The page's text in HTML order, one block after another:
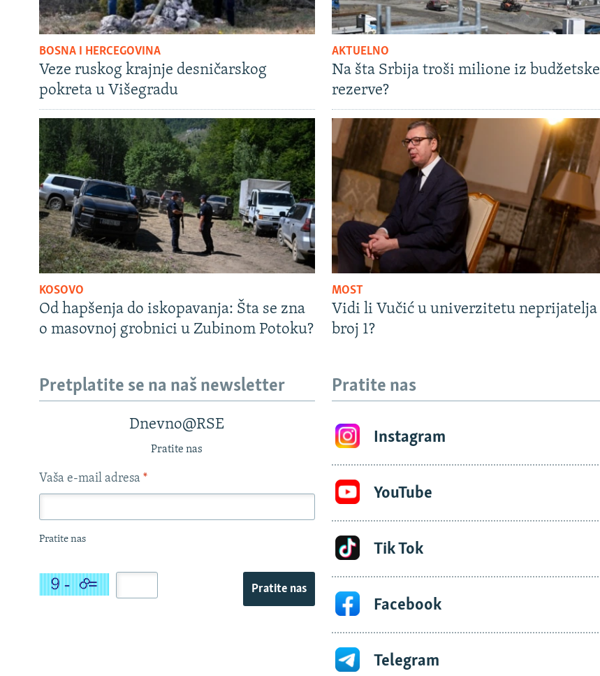
BOSNA I HERCEGOVINA
Veze ruskog krajnje desničarskog
pokreta u Višegradu
AKTUELNO
Na šta Srbija troši milione iz budžetske
rezerve?
KOSOVO
Od hapšenja do iskopavanja: Šta se zna
o masovnoj grobnici u Zubinom Potoku?
MOST
Vidi li Vučić u univerzitetu neprijatelja
broj 1?
Pretplatite se na naš newsletter
Dnevno@RSE
Pratite nas
Vaša e-mail adresa *
Pratite nas
Pratite nas
Pratite nas
Instagram
YouTube
Tik Tok
Facebook
Telegram